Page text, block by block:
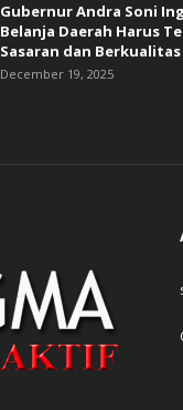
Gubernur Andra Soni
Belanja Daerah Harus
Sasaran dan Berkualitas
December 19, 2025